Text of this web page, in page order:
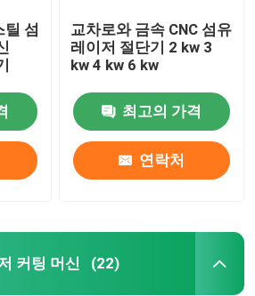
틸 섬
교차로와 금속 CNC 섬유
레이저 절단기 2 kw 3
kw 4 kw 6 kw
최고의 가격
연락처
커팅 머신 (22)